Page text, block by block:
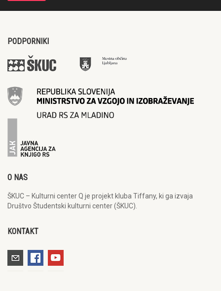
PODPORNIKI
O NAS
ŠKUC – Kulturni center Q je projekt kluba Tiffany, ki ga izvaja
Društvo Študentski kulturni center (ŠKUC).
KONTAKT